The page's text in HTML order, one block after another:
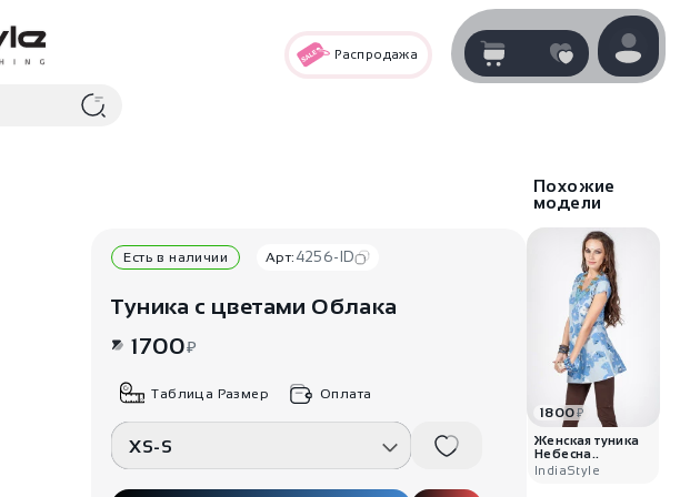
Распродажа
Корзина покупок пуста..
Есть в наличии Арт:4256-ID
Туника с цветами Облака
1700₽
Таблица Размер Оплата
XS-S
Похожие
модели
1800₽
Женская туника
Небесна..
IndiaStyle